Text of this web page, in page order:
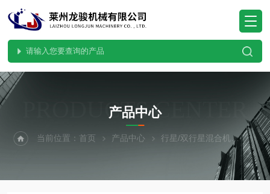
PRODUCTS CENTER
产品中心
当前位置：首页 产品中心 行星/双行星混合机 双行